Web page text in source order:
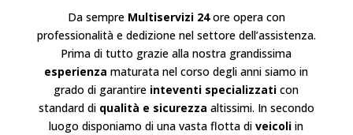
Da sempre Multiservizi 24ore opera con
professionalità e dedizione nel settore dell’assistenza.
Prima di tutto grazie alla nostra grandissima
esperienza maturata nel corso degli anni siamo in
grado di garantire inteventi specializzati con
standard di qualità e sicurezza altissimi. In secondo
luogo disponiamo di una vasta flotta diveicoli in